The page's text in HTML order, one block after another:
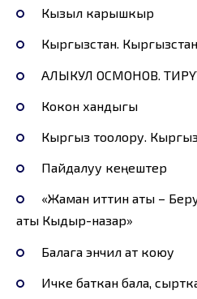
Кызыл карышкыр
Кыргызстан.
АЛЫКУЛ ОСМОНОВ.
Кокон хандыгы
Кыргыз тоолору.
Пайдалуу кеңештер
«Жаман иттин аты –
аты Кыдыр-назар»
Балага энчилүү ат коюу
Ичке баткан бала,